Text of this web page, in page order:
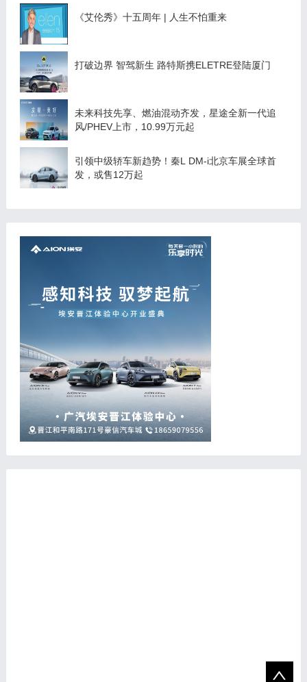
《艾伦秀》十五周年 | 人生不怕重来
打破边界 智驾新生 路特斯携ELETRE登陆厦门
未来科技先享、燃油混动齐发，星途全新一代追
风/PHEV上市，10.99万元起
引领中级轿车新趋势！秦L DM-i北京车展全球首
发，或售12万起